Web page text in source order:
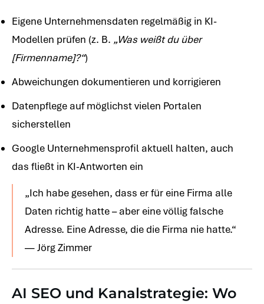
Eigene Unternehmensdaten regelmäßig in KI-
Modellen prüfen (z. B. „Was weißt du über
[Firmenname]?“)
Abweichungen dokumentieren und korrigieren
Datenpflege auf möglichst vielen Portalen
sicherstellen
Google Unternehmensprofil aktuell halten, auch
das fließt in KI-Antworten ein
„Ich habe gesehen, dass er für eine Firma alle
Daten richtig hatte – aber eine völlig falsche
Adresse. Eine Adresse, die die Firma nie hatte.“
— Jörg Zimmer
AI SEO und Kanalstrategie: Wo